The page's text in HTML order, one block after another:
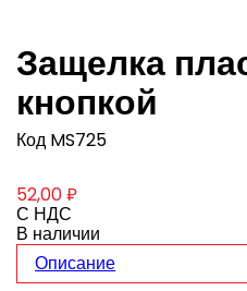
Защелка
кнопкой
Код MS725
52,00 ₽
С НДС
В наличии
Описание